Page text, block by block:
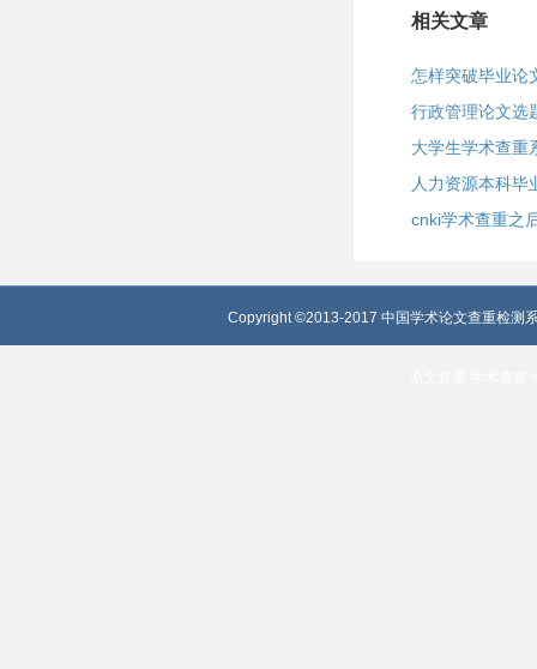
相关文章
怎样突破毕业论
行政管理论文选
大学生学术查重
人力资源本科毕
cnki学术查重之
Copyright ©2013-2017 中国学术论文查重检